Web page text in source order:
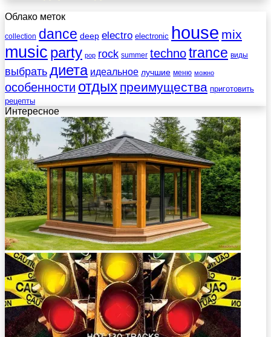
Облако меток
collection dance deep electro electronic house mix
music party pop rock summer technotrance виды
выбратьдиета идеальное лучшие меню можно
особенности отдых преимущества приготовить
рецепты
Интересное